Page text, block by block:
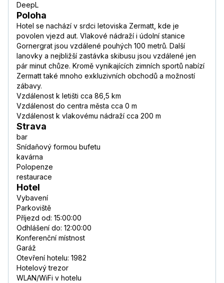
DeepL
Poloha
Hotel se nachází v srdci letoviska Zermatt, kde je
povolen vjezd aut. Vlakové nádraží i údolní stanice
Gornergrat jsou vzdálené pouhých 100 metrů. Další
lanovky a nejbližší zastávka skibusu jsou vzdálené jen
pár minut chůze. Kromě vynikajících zimních sportů nabízí
Zermatt také mnoho exkluzivních obchodů a možností
zábavy.
Vzdálenost k letišti cca 86,5 km
Vzdálenost do centra města cca 0 m
Vzdálenost k vlakovému nádraží cca 200 m
Strava
bar
Snídaňový formou bufetu
kavárna
Polopenze
restaurace
Hotel
Vybavení
Parkoviště
Příjezd od: 15:00:00
Odhlášení do: 12:00:00
Konferenční místnost
Garáž
Otevření hotelu: 1982
Hotelový trezor
WLAN/WiFi v hotelu